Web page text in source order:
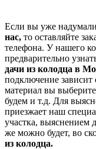
Если вы уже
нас, то оставляйте
телефона. У нашего
предварительно
дачи из колодца в
подключение зависит
материал вы
будем и т.д. Для
приезжает наш
участка, выяснением
же можно будет, во
из колодца.